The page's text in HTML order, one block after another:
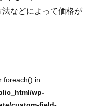
などによって価格が
foreach() in
wp-